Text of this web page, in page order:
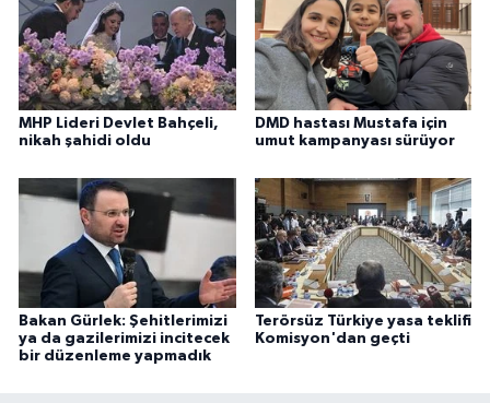
MHP Lideri Devlet Bahçeli,
nikah şahidi oldu
DMD hastası Mustafa için
umut kampanyası sürüyor
Bakan Gürlek: Şehitlerimizi
ya da gazilerimizi incitecek
bir düzenleme yapmadık
Terörsüz Türkiye yasa teklifi
Komisyon'dan geçti